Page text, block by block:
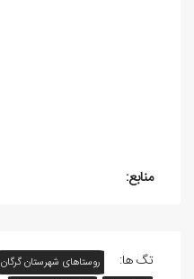
منابع:
تگ ها: روستاهای شهرستان گرگان